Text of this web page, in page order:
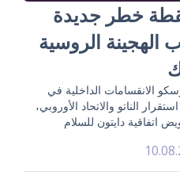
خطر جديدة
الهجينة الروسية
الانقسامات الداخلية في
الناتو والاتحاد الأوروبي،
اتفاقية دايتون للسلام